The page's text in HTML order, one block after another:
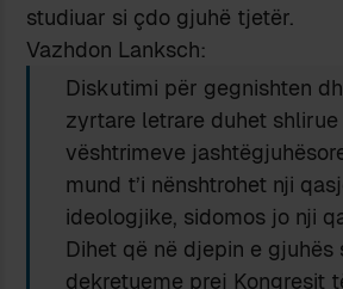
studiuar si çdo gjuhë tjetër.
Vazhdon Lanksch:
Diskutimi për gegnishten
zyrtare letrare duhet shlirue
vështrimeve
mund t’i nënshtrohet nji
ideologjike, sidomos jo nji
Dihet që në djepin e gjuhës
dekretueme prej Kongresit